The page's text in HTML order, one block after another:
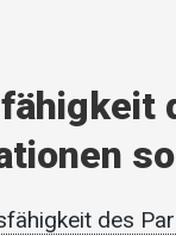
des